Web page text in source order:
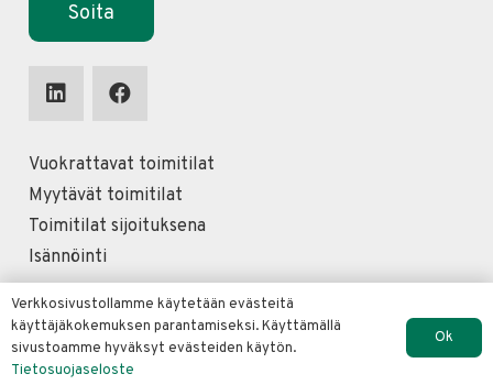
Soita
Vuokrattavat toimitilat
Myytävät toimitilat
Toimitilat sijoituksena
Isännöinti
Vuokrattavat toimitilat Helsinki
Vuokrattavat toimitilat Espoo
Vuokrattavat toimitilat Vantaa
Verkkosivustollamme käytetään evästeitä
käyttäjäkokemuksen parantamiseksi. Käyttämällä
sivustoamme hyväksyt evästeiden käytön.
Tietosuojaseloste
Ok